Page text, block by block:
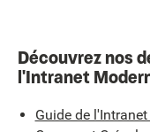
Découvrez nos
l'Intranet
Guide de